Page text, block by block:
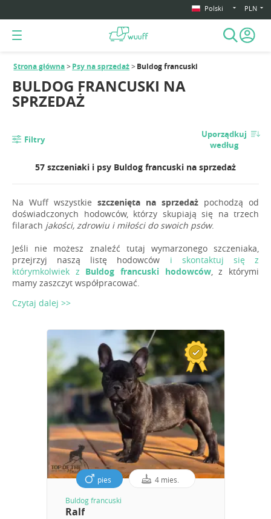
Polski PLN
BULDOG FRANCUSKI NA
SPRZEDAŻ
Strona główna Psy na sprzedaż Buldog francuski
Filtry
Uporządkuj
według
57 szczeniaki i psy Buldog francuski na sprzedaż
Na Wuff wszystkie szczenięta na sprzedaż pochodzą od
doświadczonych hodowców, którzy skupiają się na trzech
filarach jakości, zdrowiu i miłości do swoich psów.
Jeśli nie możesz znaleźć tutaj wymarzonego szczeniaka,
przejrzyj naszą listę hodowców i skontaktuj się z
którymkolwiek z Buldog francuski hodowców, z którymi
mamy zaszczyt współpracować.
Czytaj dalej >>
pies 4 mies.
Buldog francuski
Ralf